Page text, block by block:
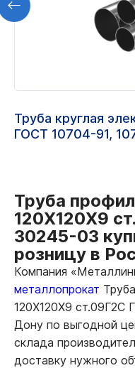
Труба круглая
ГОСТ 10704-91,
Труба
120Х120Х9
30245-03
розницу в
Компания
металлопрокат
120Х120Х9 ст.09Г2С
Дону по выгодной
склада
доставку нужного